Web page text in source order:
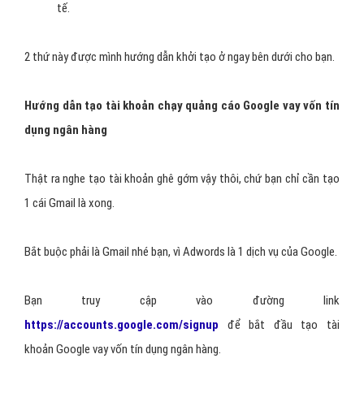
tế.
2 thứ này được mình hướng dẫn khởi tạo ở ngay bên dưới cho bạn.
Hướng dẫn tạo tài khoản chạy quảng cáo Google vay vốn tín
dụng ngân hàng
Thật ra nghe tạo tài khoản ghê gớm vậy thôi, chứ bạn chỉ cần tạo
1 cái Gmail là xong.
Bắt buộc phải là Gmail nhé bạn, vì Adwords là 1 dịch vụ của Google.
Bạn truy cập vào đường link
https://accounts.google.com/signup để bắt đầu tạo tài
khoản Google vay vốn tín dụng ngân hàng.